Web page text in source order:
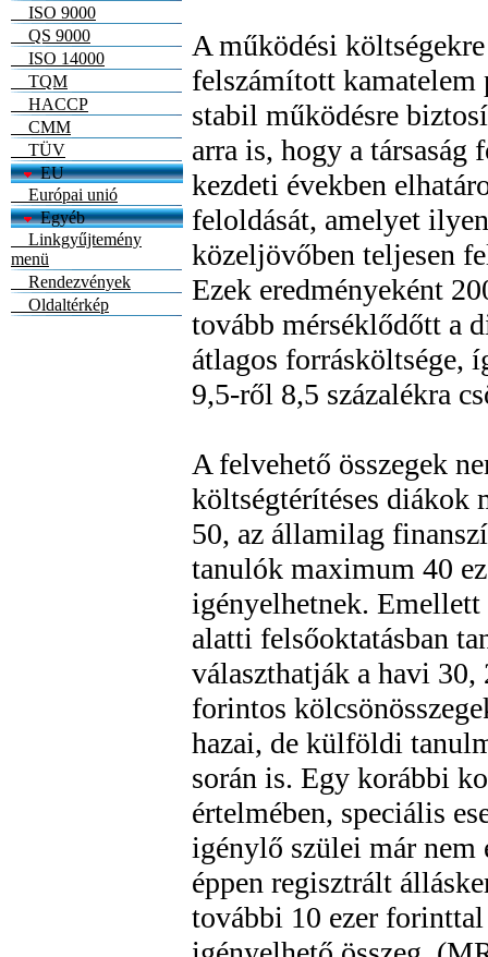
ISO 9000
QS 9000
ISO 14000
TQM
HACCP
CMM
TÜV
EU
Európai unió
Egyéb
Linkgyűjtemény
menü
Rendezvények
Oldaltérkép
A működési
felszámított kamatelem
stabil működésre
arra is, hogy a társaság
kezdeti években
feloldását, amelyet
közeljövőben teljesen
Ezek eredményeként
tovább mérséklődőtt a
átlagos forrásköltsége,
9,5-ről 8,5 százalékra
A felvehető összegek
költségtérítéses diákok
50, az államilag
tanulók maximum 40
igényelhetnek. Emellett
alatti felsőoktatásban
választhatják a havi 30,
forintos
hazai, de külföldi
során is. Egy korábbi
értelmében, speciális
igénylő szülei már nem
éppen regisztrált
további 10 ezer forinttal